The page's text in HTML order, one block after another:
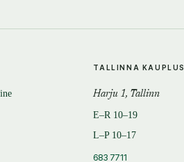
TALLINNA KAUPLUS
Harju 1, Tallinn
E–R 10–19
L–P 10–17
683 7711